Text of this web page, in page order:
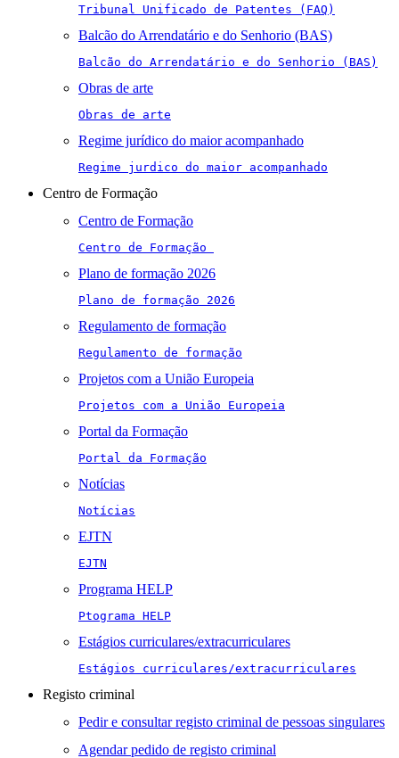
Tribunal Unificado de Patentes (FAQ)
Balcão do Arrendatário e do Senhorio (BAS)
Balcão do Arrendatário e do Senhorio (BAS)
Obras de arte
Obras de arte
Regime jurídico do maior acompanhado
Regime jurdico do maior acompanhado
Centro de Formação
Centro de Formação
Centro de Formação
Plano de formação 2026
Plano de formação 2026
Regulamento de formação
Regulamento de formação
Projetos com a União Europeia
Projetos com a União Europeia
Portal da Formação
Portal da Formação
Notícias
Notícias
EJTN
EJTN
Programa HELP
Ptograma HELP
Estágios curriculares/extracurriculares
Estágios curriculares/extracurriculares
Registo criminal
Pedir e consultar registo criminal de pessoas singulares
Agendar pedido de registo criminal